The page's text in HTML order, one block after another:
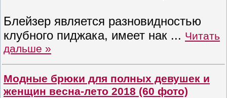
Блейзер является разновидностью
клубного пиджака, имеет нак ... Читать
дальше »
Модные брюки для полных девушек и
женщин весна-лето 2018 (60 фото)